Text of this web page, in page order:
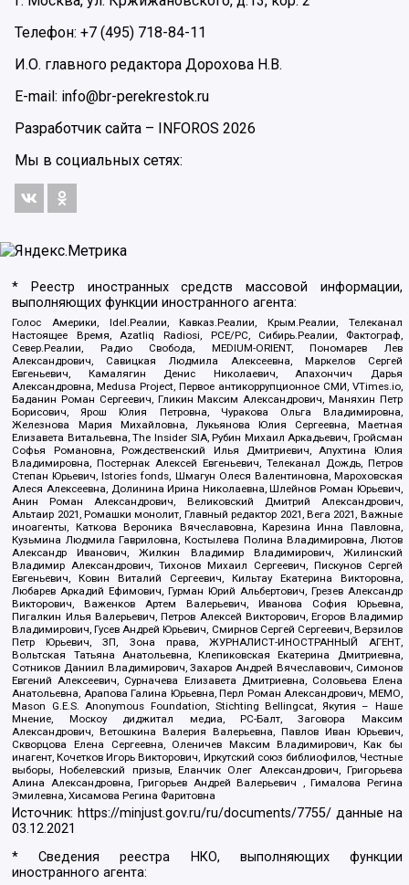
Телефон: +7 (495) 718-84-11
И.О. главного редактора Дорохова Н.В.
E-mail: info@br-perekrestok.ru
Разработчик сайта –
INFOROS 2026
Мы в социальных сетях:
* Реестр иностранных средств массовой информации,
выполняющих функции иностранного агента:
Голос Америки, Idel.Реалии, Кавказ.Реалии, Крым.Реалии, Телеканал
Настоящее Время, Azatliq Radiosi, PCE/PC, Сибирь.Реалии, Фактограф,
Север.Реалии, Радио Свобода, MEDIUM-ORIENT, Пономарев Лев
Александрович, Савицкая Людмила Алексеевна, Маркелов Сергей
Евгеньевич, Камалягин Денис Николаевич, Апахончич Дарья
Александровна, Medusa Project, Первое антикоррупционное СМИ, VTimes.io,
Баданин Роман Сергеевич, Гликин Максим Александрович, Маняхин Петр
Борисович, Ярош Юлия Петровна, Чуракова Ольга Владимировна,
Железнова Мария Михайловна, Лукьянова Юлия Сергеевна, Маетная
Елизавета Витальевна, The Insider SIA, Рубин Михаил Аркадьевич, Гройсман
Софья Романовна, Рождественский Илья Дмитриевич, Апухтина Юлия
Владимировна, Постернак Алексей Евгеньевич, Телеканал Дождь, Петров
Степан Юрьевич, Istories fonds, Шмагун Олеся Валентиновна, Мароховская
Алеся Алексеевна, Долинина Ирина Николаевна, Шлейнов Роман Юрьевич,
Анин Роман Александрович, Великовский Дмитрий Александрович,
Альтаир 2021, Ромашки монолит, Главный редактор 2021, Вега 2021, Важные
иноагенты, Каткова Вероника Вячеславовна, Карезина Инна Павловна,
Кузьмина Людмила Гавриловна, Костылева Полина Владимировна, Лютов
Александр Иванович, Жилкин Владимир Владимирович, Жилинский
Владимир Александрович, Тихонов Михаил Сергеевич, Пискунов Сергей
Евгеньевич, Ковин Виталий Сергеевич, Кильтау Екатерина Викторовна,
Любарев Аркадий Ефимович, Гурман Юрий Альбертович, Грезев Александр
Викторович, Важенков Артем Валерьевич, Иванова София Юрьевна,
Пигалкин Илья Валерьевич, Петров Алексей Викторович, Егоров Владимир
Владимирович, Гусев Андрей Юрьевич, Смирнов Сергей Сергеевич, Верзилов
Петр Юрьевич, ЗП, Зона права, ЖУРНАЛИСТ-ИНОСТРАННЫЙ АГЕНТ,
Вольтская Татьяна Анатольевна, Клепиковская Екатерина Дмитриевна,
Сотников Даниил Владимирович, Захаров Андрей Вячеславович, Симонов
Евгений Алексеевич, Сурначева Елизавета Дмитриевна, Соловьева Елена
Анатольевна, Арапова Галина Юрьевна, Перл Роман Александрович, МЕМО,
Mason G.E.S. Anonymous Foundation, Stichting Bellingcat, Якутия – Наше
Мнение, Москоу диджитал медиа, РС-Балт, Заговора Максим
Александрович, Ветошкина Валерия Валерьевна, Павлов Иван Юрьевич,
Скворцова Елена Сергеевна, Оленичев Максим Владимирович, Как бы
инагент, Кочетков Игорь Викторович, Иркутский союз библиофилов, Честные
выборы, Нобелевский призыв, Еланчик Олег Александрович, Григорьева
Алина Александровна, Григорьев Андрей Валерьевич , Гималова Регина
Эмилевна, Хисамова Регина Фаритовна
Источник: https://minjust.gov.ru/ru/documents/7755/ данные на
03.12.2021
* Сведения реестра НКО, выполняющих функции
иностранного агента: